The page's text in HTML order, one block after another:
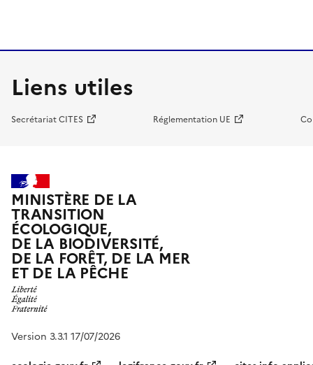
Liens utiles
Secrétariat CITES Réglementation UE
MINISTÈRE DE LA
TRANSITION
ÉCOLOGIQUE,
DE LA BIODIVERSITÉ,
DE LA FORÊT, DE LA MER
ET DE LA PÊCHE
Version 3.3.1 17/07/2026